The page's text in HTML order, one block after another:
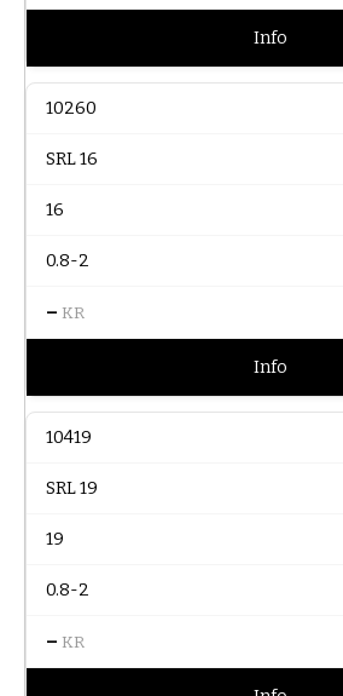
Info
10260
SRL 16
16
0.8-2
– KR
Info
10419
SRL 19
19
0.8-2
– KR